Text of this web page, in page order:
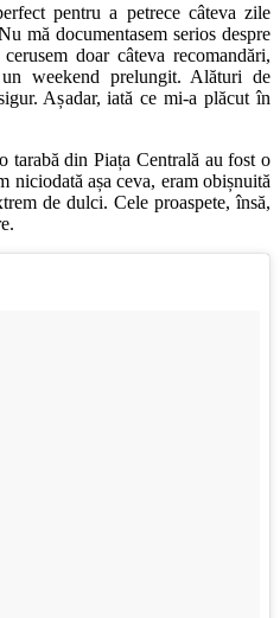
pentru a petrece câteva zile
mă documentasem serios despre
cerusem doar câteva recomandări,
weekend prelungit. Alături de
Așadar, iată ce mi-a plăcut în
tarabă din Piața Centrală au fost o
niciodată așa ceva, eram obișnuită
de dulci. Cele proaspete, însă,